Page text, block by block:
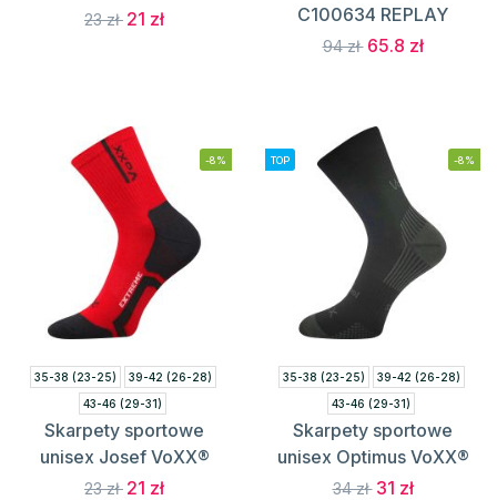
23 zł 21 zł
C100634 REPLAY
94 zł 65.8 zł
-8%
35-38 (23-25)
39-42 (26-28)
43-46 (29-31)
Skarpety sportowe
unisex Josef VoXX®
23 zł 21 zł
TOP -8%
35-38 (23-25)
39-42 (26-28)
43-46 (29-31)
Skarpety sportowe
unisex Optimus VoXX®
34 zł 31 zł